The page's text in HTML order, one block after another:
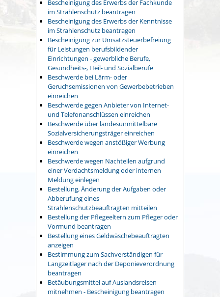
Bescheinigung des Erwerbs der Fachkunde
im Strahlenschutz beantragen
Bescheinigung des Erwerbs der Kenntnisse
im Strahlenschutz beantragen
Bescheinigung zur Umsatzsteuerbefreiung
für Leistungen berufsbildender
Einrichtungen - gewerbliche Berufe,
Gesundheits-, Heil- und Sozialberufe
Beschwerde bei Lärm- oder
Geruchsemissionen von Gewerbebetrieben
einreichen
Beschwerde gegen Anbieter von Internet-
und Telefonanschlüssen einreichen
Beschwerde über landesunmittelbare
Sozialversicherungsträger einreichen
Beschwerde wegen anstößiger Werbung
einreichen
Beschwerde wegen Nachteilen aufgrund
einer Verdachtsmeldung oder internen
Meldung einlegen
Bestellung, Änderung der Aufgaben oder
Abberufung eines
Strahlenschutzbeauftragten mitteilen
Bestellung der Pflegeeltern zum Pfleger oder
Vormund beantragen
Bestellung eines Geldwäschebeauftragten
anzeigen
Bestimmung zum Sachverständigen für
Langzeitlager nach der Deponieverordnung
beantragen
Betäubungsmittel auf Auslandsreisen
mitnehmen - Bescheinigung beantragen